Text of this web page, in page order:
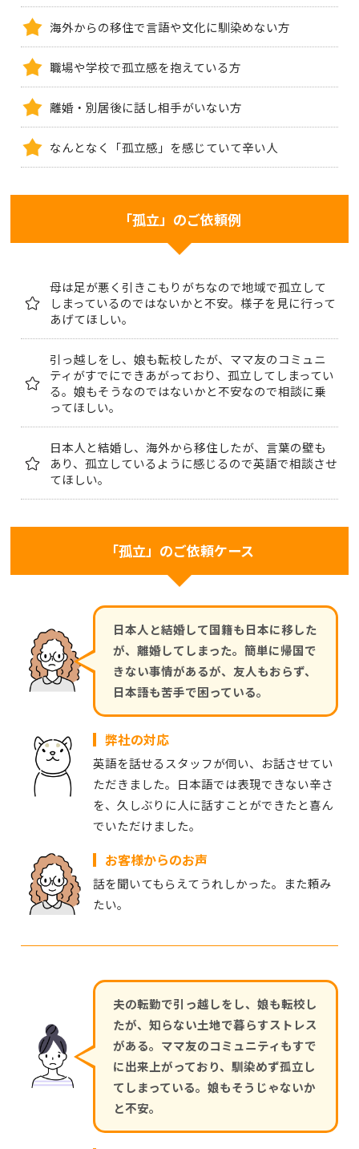
海外からの移住で言語や文化に馴染めない方
職場や学校で孤立感を抱えている方
離婚・別居後に話し相手がいない方
なんとなく「孤立感」を感じていて辛い人
「孤立」のご依頼例
母は足が悪く引きこもりがちなので地域で孤立して
しまっているのではないかと不安。様子を見に行って
あげてほしい。
引っ越しをし、娘も転校したが、ママ友のコミュニ
ティがすでにできあがっており、孤立してしまってい
る。娘もそうなのではないかと不安なので相談に乗
ってほしい。
日本人と結婚し、海外から移住したが、言葉の壁も
あり、孤立しているように感じるので英語で相談させ
てほしい。
「孤立」のご依頼ケース
日本人と結婚して国籍も日本に移した
が、離婚してしまった。簡単に帰国で
きない事情があるが、友人もおらず、
日本語も苦手で困っている。
弊社の対応
英語を話せるスタッフが伺い、お話させてい
ただきました。日本語では表現できない辛さ
を、久しぶりに人に話すことができたと喜ん
でいただけました。
お客様からのお声
話を聞いてもらえてうれしかった。また頼み
たい。
夫の転勤で引っ越しをし、娘も転校し
たが、知らない土地で暮らすストレス
がある。ママ友のコミュニティもすで
に出来上がっており、馴染めず孤立し
てしまっている。娘もそうじゃないか
と不安。